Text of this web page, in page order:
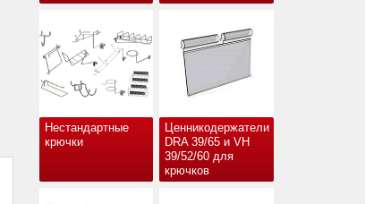
Нестандартные
крючки
Ценникодержатели
DRA 39/65 и VH
39/52/60 для
крючков